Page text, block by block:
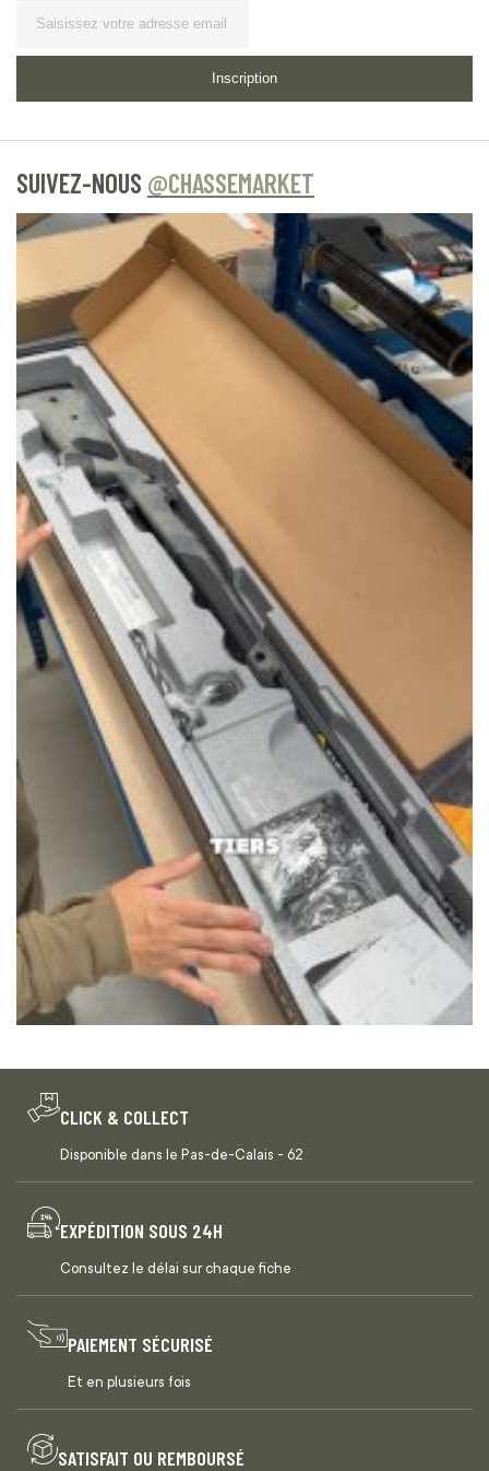
Inscription
SUIVEZ-NOUS @CHASSEMARKET
CLICK & COLLECT
Disponible dans le Pas-de-Calais - 62
EXPÉDITION SOUS 24H
Consultez le délai sur chaque fiche
PAIEMENT SÉCURISÉ
Et en plusieurs fois
SATISFAIT OU REMBOURSÉ